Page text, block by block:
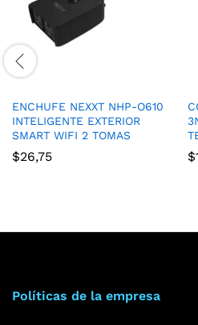
ENCHUFE NEXXT NHP-O610
INTELIGENTE EXTERIOR
SMART WIFI 2 TOMAS
$26,75 $
Políticas de la empresa